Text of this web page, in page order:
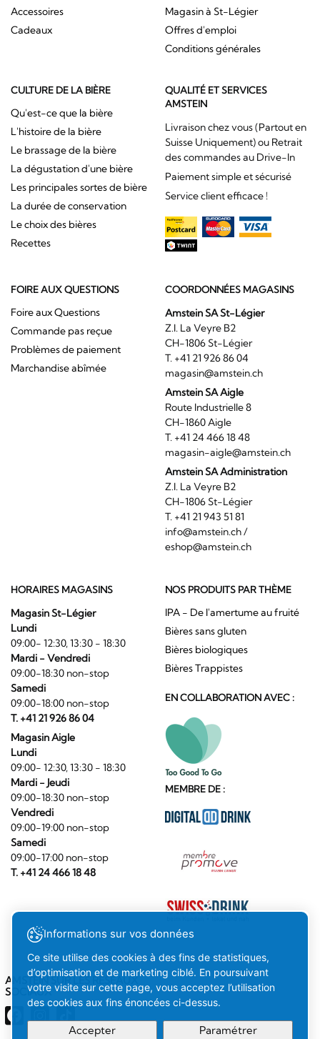
Accessoires
Cadeaux
Magasin à St-Légier
Offres d'emploi
Conditions générales
CULTURE DE LA BIÈRE
Qu'est-ce que la bière
L'histoire de la bière
Le brassage de la bière
La dégustation d'une bière
Les principales sortes de bière
La durée de conservation
Le choix des bières
Recettes
QUALITÉ ET SERVICES
AMSTEIN
Livraison chez vous (Partout en
Suisse Uniquement) ou Retrait
des commandes au Drive-In
Paiement simple et sécurisé
Service client efficace !
FOIRE AUX QUESTIONS
Foire aux Questions
Commande pas reçue
Problèmes de paiement
Marchandise abîmée
COORDONNÉES MAGASINS
Amstein SA St-Légier
Z.I. La Veyre B2
CH-1806 St-Légier
T. +41 21 926 86 04
magasin@amstein.ch
Amstein SA Aigle
Route Industrielle 8
CH-1860 Aigle
T. +41 24 466 18 48
magasin-aigle@amstein.ch
Amstein SA Administration
Z.I. La Veyre B2
CH-1806 St-Légier
T. +41 21 943 51 81
info@amstein.ch/
eshop@amstein.ch
HORAIRES MAGASINS
Magasin St-Légier
Lundi
09:00- 12:30, 13:30 - 18:30
Mardi - Vendredi
09:00-18:30 non-stop
Samedi
09:00-18:00 non-stop
T. +41 21 926 86 04
Magasin Aigle
Lundi
09:00- 12:30, 13:30 - 18:30
Mardi - Jeudi
09:00-18:30 non-stop
Vendredi
09:00-19:00 non-stop
Samedi
09:00-17:00 non-stop
T. +41 24 466 18 48
NOS PRODUITS PAR THÈME
IPA - De l'amertume au fruité
Bières sans gluten
Bières biologiques
Bières Trappistes
EN COLLABORATION AVEC :
MEMBRE DE :
AMSTEIN SUR LES RÉSEAUX
SOCIAUX
Informations sur vos données
Ce site utilise des cookies à des fins de statistiques,
d’optimisation et de marketing ciblé. En poursuivant
votre visite sur cette page, vous acceptez l’utilisation
des cookies aux fins énoncées ci-dessus.
Accepter Paramétrer